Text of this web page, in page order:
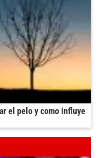
el pelo y como influye